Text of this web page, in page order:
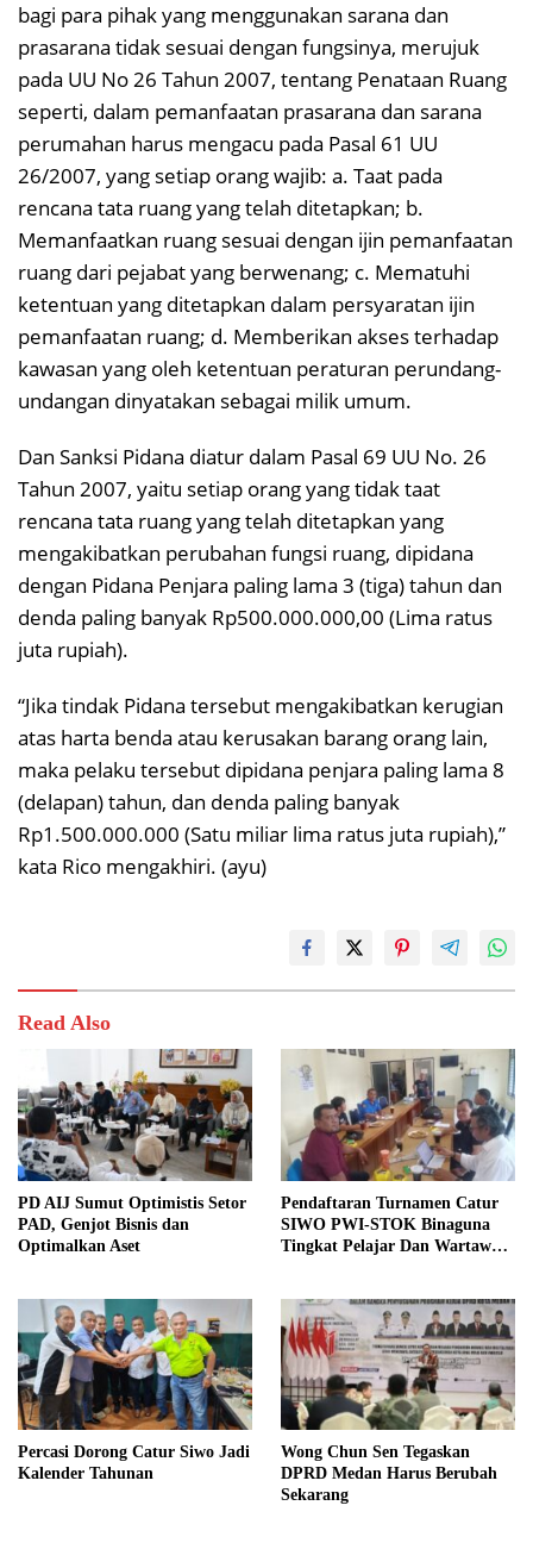
bagi para pihak yang menggunakan sarana dan
prasarana tidak sesuai dengan fungsinya, merujuk
pada UU No 26 Tahun 2007, tentang Penataan Ruang
seperti, dalam pemanfaatan prasarana dan sarana
perumahan harus mengacu pada Pasal 61 UU
26/2007, yang setiap orang wajib: a. Taat pada
rencana tata ruang yang telah ditetapkan; b.
Memanfaatkan ruang sesuai dengan ijin pemanfaatan
ruang dari pejabat yang berwenang; c. Mematuhi
ketentuan yang ditetapkan dalam persyaratan ijin
pemanfaatan ruang; d. Memberikan akses terhadap
kawasan yang oleh ketentuan peraturan perundang-
undangan dinyatakan sebagai milik umum.
Dan Sanksi Pidana diatur dalam Pasal 69 UU No. 26
Tahun 2007, yaitu setiap orang yang tidak taat
rencana tata ruang yang telah ditetapkan yang
mengakibatkan perubahan fungsi ruang, dipidana
dengan Pidana Penjara paling lama 3 (tiga) tahun dan
denda paling banyak Rp500.000.000,00 (Lima ratus
juta rupiah).
“Jika tindak Pidana tersebut mengakibatkan kerugian
atas harta benda atau kerusakan barang orang lain,
maka pelaku tersebut dipidana penjara paling lama 8
(delapan) tahun, dan denda paling banyak
Rp1.500.000.000 (Satu miliar lima ratus juta rupiah),”
kata Rico mengakhiri. (ayu)
Read Also
PD AIJ Sumut Optimistis Setor
PAD, Genjot Bisnis dan
Optimalkan Aset
Pendaftaran Turnamen Catur
SIWO PWI-STOK Binaguna
Tingkat Pelajar Dan Wartawan
Percasi Dorong Catur Siwo Jadi
Kalender Tahunan
Wong Chun Sen Tegaskan
DPRD Medan Harus Berubah
Sekarang